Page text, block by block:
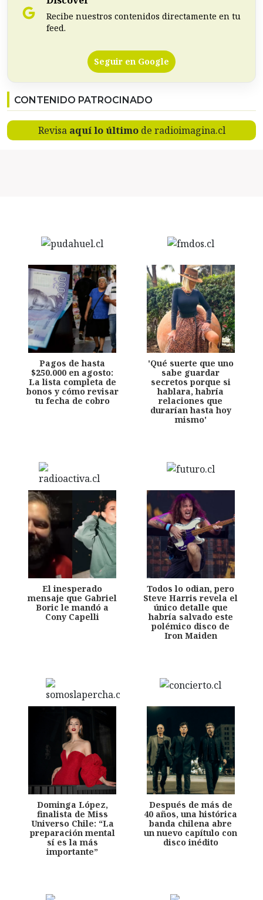
Recibe nuestros contenidos directamente en tu
feed.
Seguir en Google
CONTENIDO PATROCINADO
Revisa aquí lo últimode radioimagina.cl
Pagos de hasta
$250.000 en agosto:
La lista completa de
bonos y cómo revisar
tu fecha de cobro
'Qué suerte que uno
sabe guardar
secretos porque si
hablara, habría
relaciones que
durarían hasta hoy
mismo'
El inesperado
mensaje que Gabriel
Boric le mandó a
Cony Capelli
Todos lo odian, pero
Steve Harris revela el
único detalle que
habría salvado este
polémico disco de
Iron Maiden
Dominga López,
finalista de Miss
Universo Chile: “La
preparación mental
sí es la más
importante”
Después de más de
40 años, una histórica
banda chilena abre
un nuevo capítulo con
disco inédito